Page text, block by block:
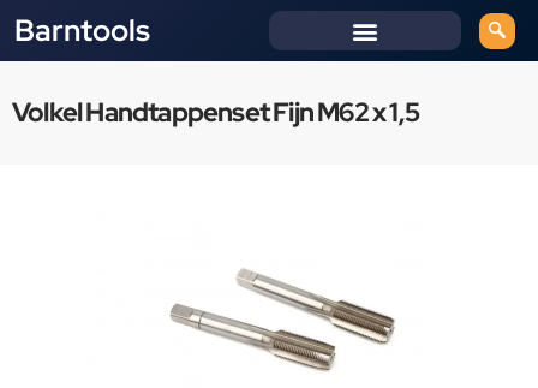
Barntools
Volkel Handtappenset Fijn M62 x 1,5